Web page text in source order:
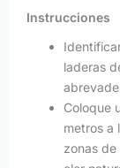
Instrucciones
laderas
Coloque
metros a
zonas